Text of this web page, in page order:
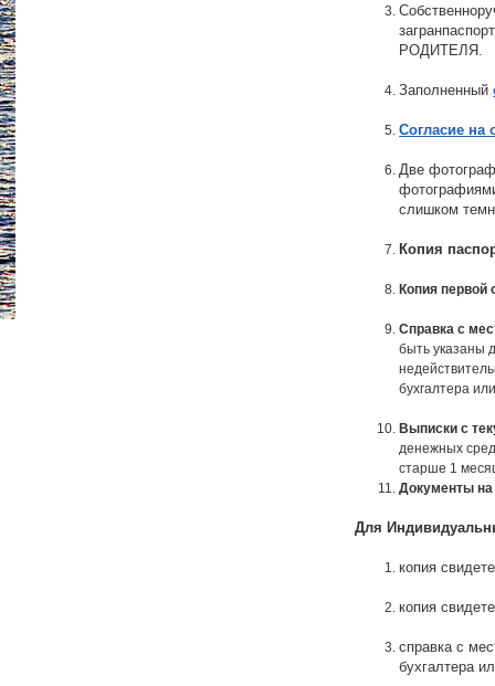
РОДИТЕЛЯ.
Заполненный
Согласие на
Две
слишком
Копия
Копия первой
Справка с
быть указаны
бухгалтера
Выписки с
денежных
старше 1
Документы на
Для
копия
копия
справка с
бухгалтера